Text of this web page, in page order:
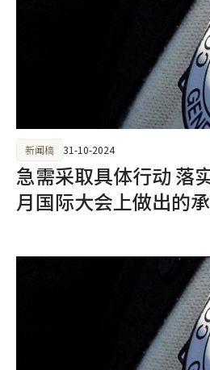
急需采取具体行动 落
月国际大会上做出的
新闻稿 31-10-2024